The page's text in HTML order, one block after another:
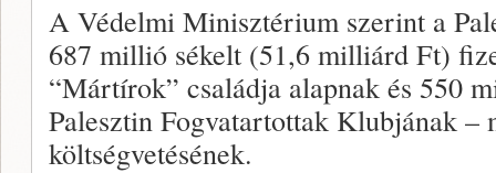
A Védelmi Minisztérium szerint a
687 millió sékelt (51,6 milliárd Ft)
“Mártírok” családja alapnak és 550
Palesztin Fogvatartottak Klubjának –
költségvetésének.